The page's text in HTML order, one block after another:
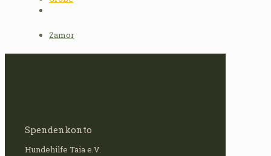
Zamor
Spendenkonto
Hundehilfe Taia e.V.